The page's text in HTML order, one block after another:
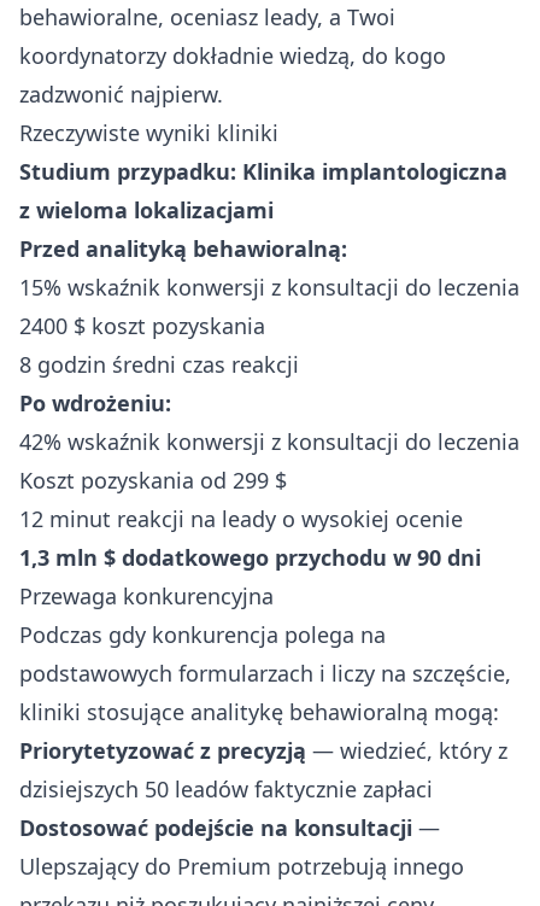
behawioralne, oceniasz leady, a Twoi
koordynatorzy dokładnie wiedzą, do kogo
zadzwonić najpierw.
Rzeczywiste wyniki kliniki
Studium przypadku: Klinika implantologiczna
z wieloma lokalizacjami
Przed analityką behawioralną:
15% wskaźnik konwersji z konsultacji do leczenia
2400 $ koszt pozyskania
8 godzin średni czas reakcji
Po wdrożeniu:
42% wskaźnik konwersji z konsultacji do leczenia
Koszt pozyskania od 299 $
12 minut reakcji na leady o wysokiej ocenie
1,3 mln $ dodatkowego przychodu w 90 dni
Przewaga konkurencyjna
Podczas gdy konkurencja polega na
podstawowych formularzach i liczy na szczęście,
kliniki stosujące analitykę behawioralną mogą:
Priorytetyzować z precyzją — wiedzieć, który z
dzisiejszych 50 leadów faktycznie zapłaci
Dostosować podejście na konsultacji —
Ulepszający do Premium potrzebują innego